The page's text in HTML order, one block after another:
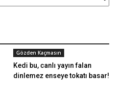
Gözden Kaçmasın
Kedi bu, canlı yayın falan
dinlemez enseye tokatı basar!